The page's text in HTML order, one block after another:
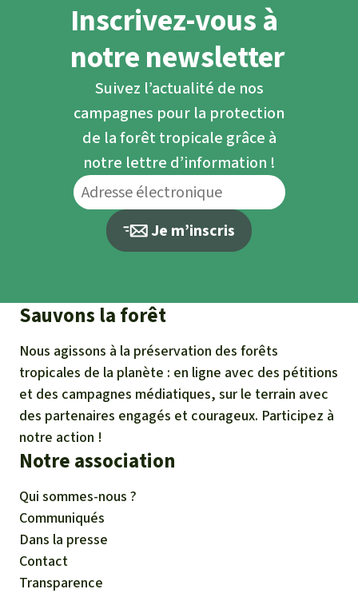
Inscrivez-vous à
notre newsletter
Suivez l’actualité de nos
campagnes pour la protection
de la forêt tropicale grâce à
notre lettre d’information !
Je m’inscris
Sauvons la forêt
Nous agissons à la préservation des forêts
tropicales de la planète : en ligne avec des pétitions
et des campagnes médiatiques, sur le terrain avec
des partenaires engagés et courageux. Participez à
notre action !
Notre association
Qui sommes-nous ?
Communiqués
Dans la presse
Contact
Transparence